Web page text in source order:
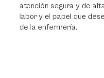
atención segura y de
labor y el papel que
de la enfermería.